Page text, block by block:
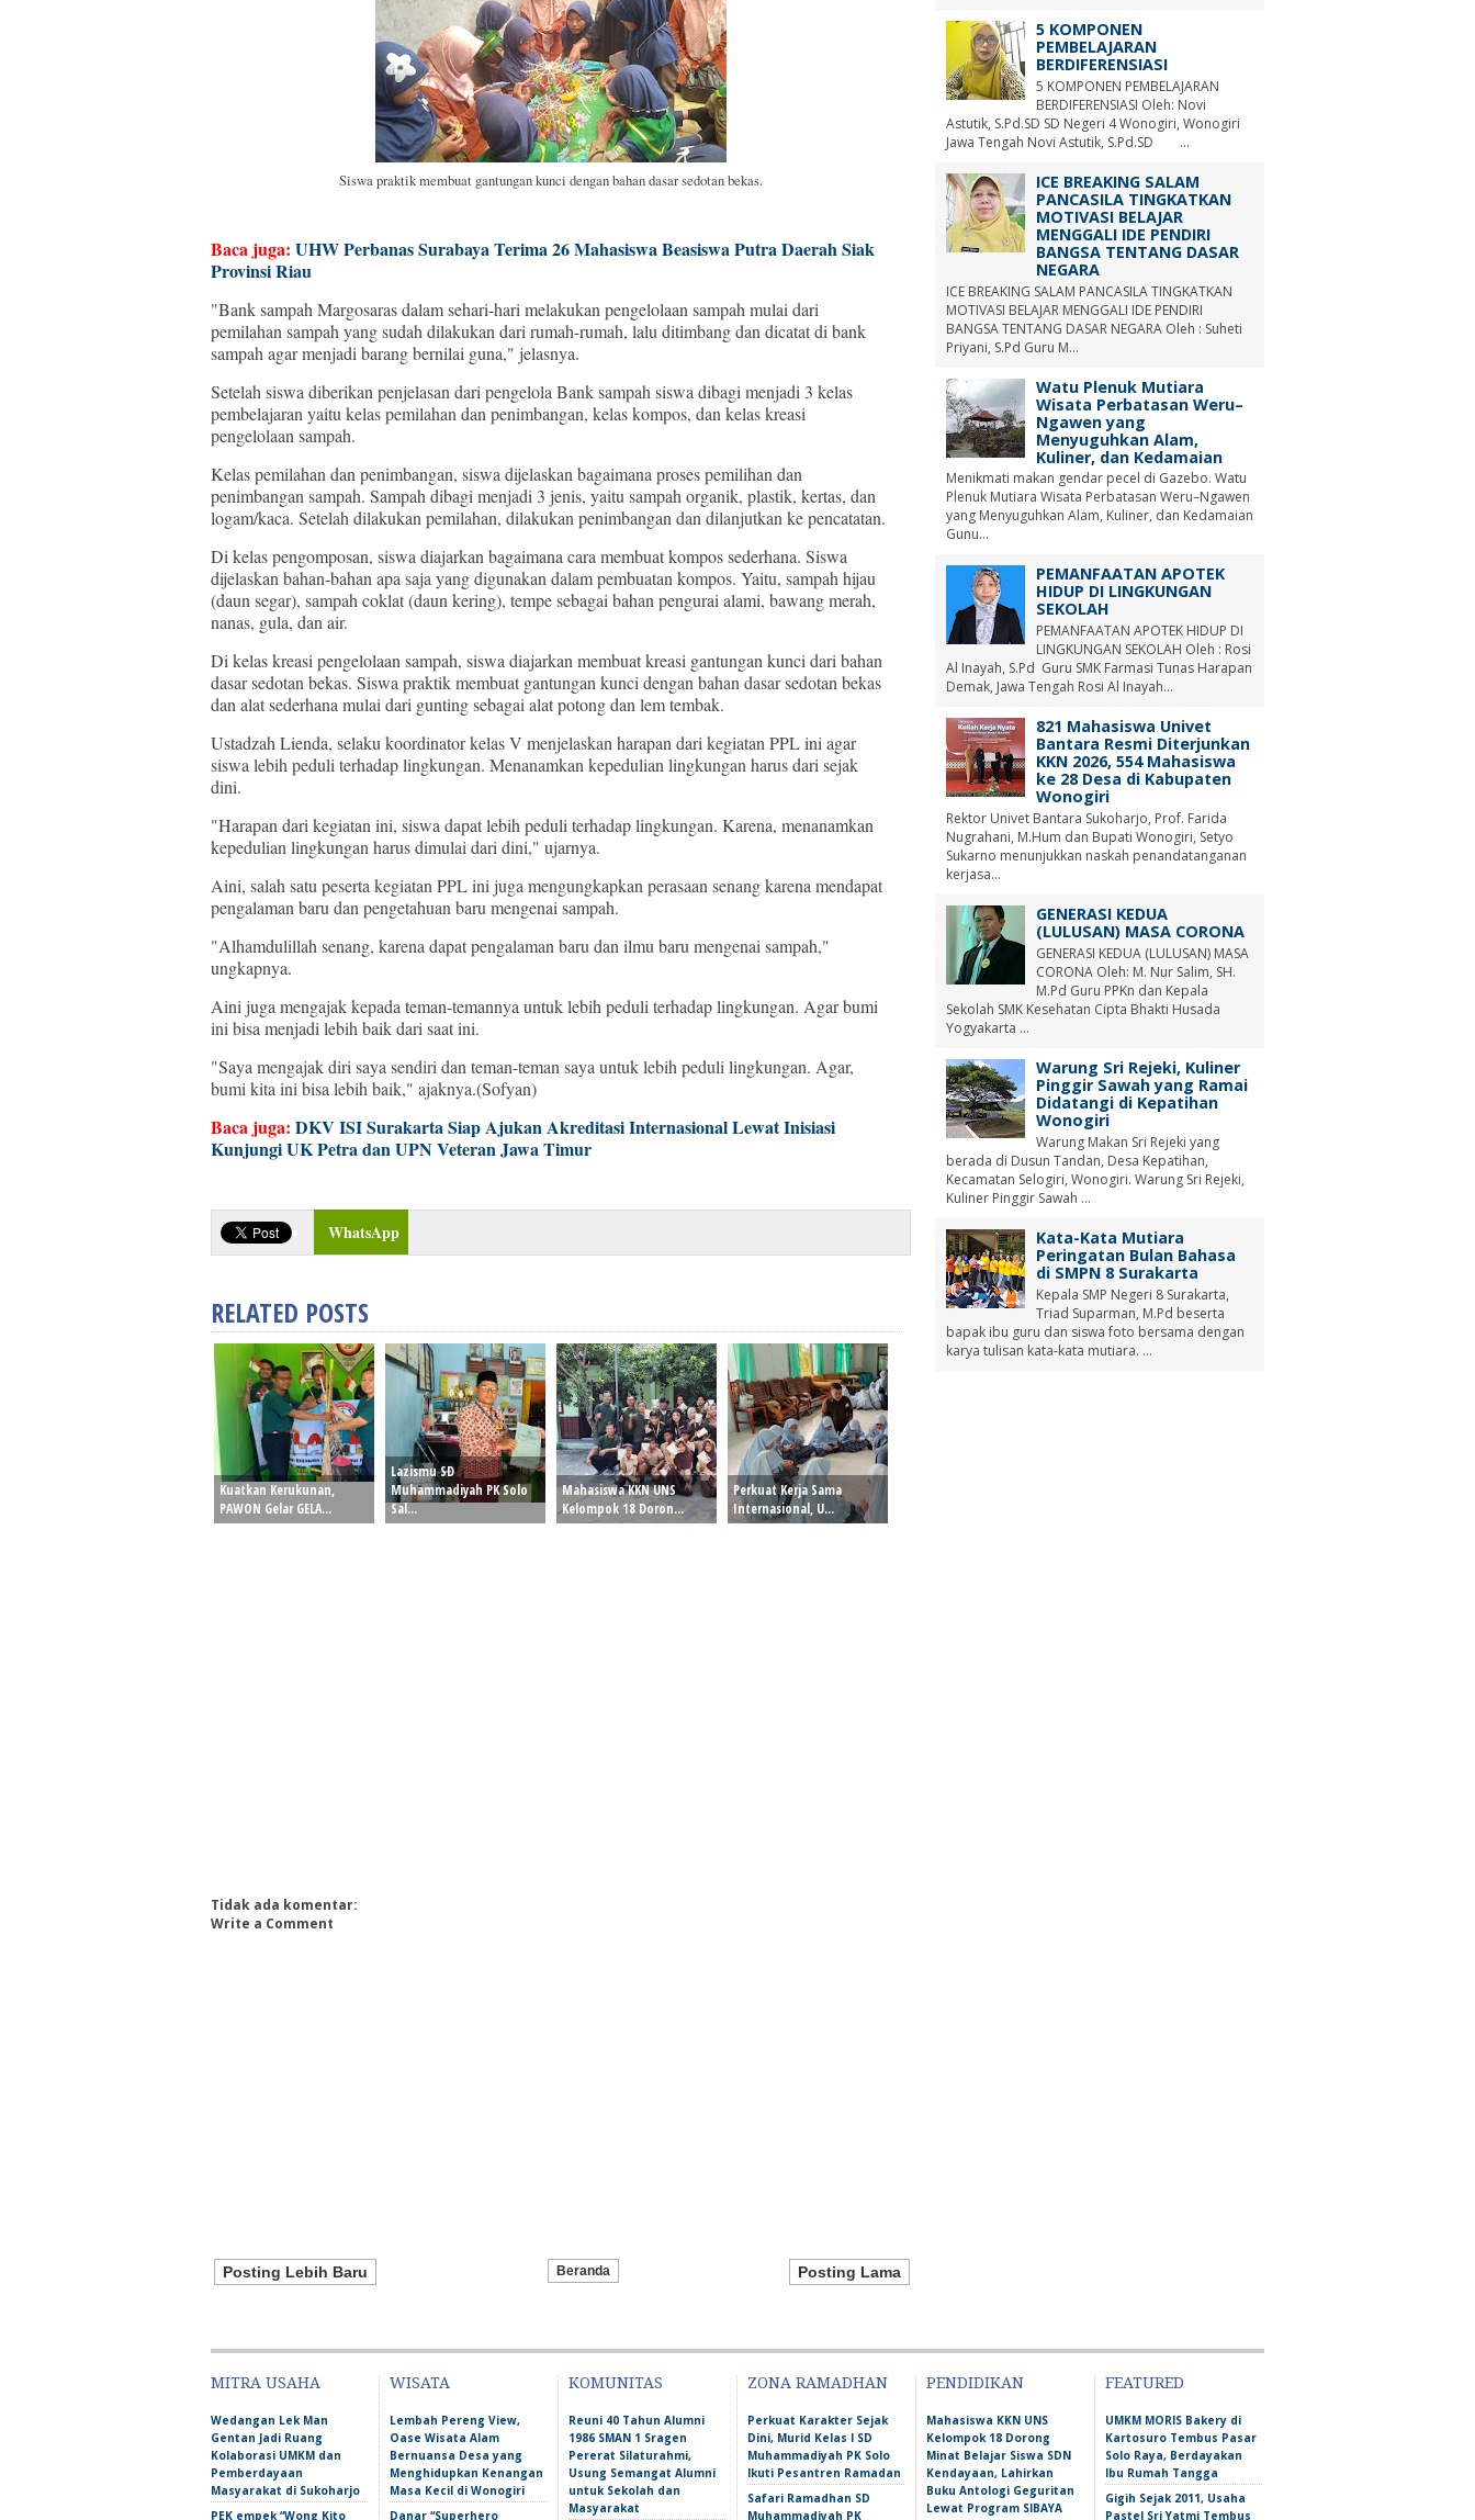
Siswa praktik membuat gantungan kunci dengan bahan dasar sedotan bekas.
Baca juga: UHW Perbanas Surabaya Terima 26 Mahasiswa Beasiswa Putra Daerah Siak
Provinsi Riau
"Bank sampah Margosaras dalam sehari-hari melakukan pengelolaan sampah mulai dari
pemilahan sampah yang sudah dilakukan dari rumah-rumah, lalu ditimbang dan dicatat di bank
sampah agar menjadi barang bernilai guna," jelasnya.
Setelah siswa diberikan penjelasan dari pengelola Bank sampah siswa dibagi menjadi 3 kelas
pembelajaran yaitu kelas pemilahan dan penimbangan, kelas kompos, dan kelas kreasi
pengelolaan sampah.
Kelas pemilahan dan penimbangan, siswa dijelaskan bagaimana proses pemilihan dan
penimbangan sampah. Sampah dibagi menjadi 3 jenis, yaitu sampah organik, plastik, kertas, dan
logam/kaca. Setelah dilakukan pemilahan, dilakukan penimbangan dan dilanjutkan ke pencatatan.
Di kelas pengomposan, siswa diajarkan bagaimana cara membuat kompos sederhana. Siswa
dijelaskan bahan-bahan apa saja yang digunakan dalam pembuatan kompos. Yaitu, sampah hijau
(daun segar), sampah coklat (daun kering), tempe sebagai bahan pengurai alami, bawang merah,
nanas, gula, dan air.
Di kelas kreasi pengelolaan sampah, siswa diajarkan membuat kreasi gantungan kunci dari bahan
dasar sedotan bekas. Siswa praktik membuat gantungan kunci dengan bahan dasar sedotan bekas
dan alat sederhana mulai dari gunting sebagai alat potong dan lem tembak.
Ustadzah Lienda, selaku koordinator kelas V menjelaskan harapan dari kegiatan PPL ini agar
siswa lebih peduli terhadap lingkungan. Menanamkan kepedulian lingkungan harus dari sejak
dini.
"Harapan dari kegiatan ini, siswa dapat lebih peduli terhadap lingkungan. Karena, menanamkan
kepedulian lingkungan harus dimulai dari dini," ujarnya.
Aini, salah satu peserta kegiatan PPL ini juga mengungkapkan perasaan senang karena mendapat
pengalaman baru dan pengetahuan baru mengenai sampah.
"Alhamdulillah senang, karena dapat pengalaman baru dan ilmu baru mengenai sampah,"
ungkapnya.
Aini juga mengajak kepada teman-temannya untuk lebih peduli terhadap lingkungan. Agar bumi
ini bisa menjadi lebih baik dari saat ini.
"Saya mengajak diri saya sendiri dan teman-teman saya untuk lebih peduli lingkungan. Agar,
bumi kita ini bisa lebih baik," ajaknya.(Sofyan)
Baca juga: DKV ISI Surakarta Siap Ajukan Akreditasi Internasional Lewat Inisiasi
Kunjungi UK Petra dan UPN Veteran Jawa Timur
WhatsApp
RELATED POSTS
Kuatkan Kerukunan,
PAWON Gelar GELA...
Lazismu SD
Muhammadiyah PK Solo
Sal...
Mahasiswa KKN UNS
Kelompok 18 Doron...
Perkuat Kerja Sama
Internasional, U...
Tidak ada komentar:
Write a Comment
Posting Lebih Baru Posting Lama
Beranda
5 KOMPONEN
PEMBELAJARAN
BERDIFERENSIASI
5 KOMPONEN PEMBELAJARAN
BERDIFERENSIASI Oleh: Novi
Astutik, S.Pd.SD SD Negeri 4 Wonogiri, Wonogiri
Jawa Tengah Novi Astutik, S.Pd.SD ...
ICE BREAKING SALAM
PANCASILA TINGKATKAN
MOTIVASI BELAJAR
MENGGALI IDE PENDIRI
BANGSA TENTANG DASAR
NEGARA
ICE BREAKING SALAM PANCASILA TINGKATKAN
MOTIVASI BELAJAR MENGGALI IDE PENDIRI
BANGSA TENTANG DASAR NEGARA Oleh : Suheti
Priyani, S.Pd Guru M...
Watu Plenuk Mutiara
Wisata Perbatasan Weru–
Ngawen yang
Menyuguhkan Alam,
Kuliner, dan Kedamaian
Menikmati makan gendar pecel di Gazebo. Watu
Plenuk Mutiara Wisata Perbatasan Weru–Ngawen
yang Menyuguhkan Alam, Kuliner, dan Kedamaian
Gunu...
PEMANFAATAN APOTEK
HIDUP DI LINGKUNGAN
SEKOLAH
PEMANFAATAN APOTEK HIDUP DI
LINGKUNGAN SEKOLAH Oleh : Rosi
Al Inayah, S.Pd Guru SMK Farmasi Tunas Harapan
Demak, Jawa Tengah Rosi Al Inayah...
821 Mahasiswa Univet
Bantara Resmi Diterjunkan
KKN 2026, 554 Mahasiswa
ke 28 Desa di Kabupaten
Wonogiri
Rektor Univet Bantara Sukoharjo, Prof. Farida
Nugrahani, M.Hum dan Bupati Wonogiri, Setyo
Sukarno menunjukkan naskah penandatanganan
kerjasa...
GENERASI KEDUA
(LULUSAN) MASA CORONA
GENERASI KEDUA (LULUSAN) MASA
CORONA Oleh: M. Nur Salim, SH.
M.Pd Guru PPKn dan Kepala
Sekolah SMK Kesehatan Cipta Bhakti Husada
Yogyakarta ...
Warung Sri Rejeki, Kuliner
Pinggir Sawah yang Ramai
Didatangi di Kepatihan
Wonogiri
Warung Makan Sri Rejeki yang
berada di Dusun Tandan, Desa Kepatihan,
Kecamatan Selogiri, Wonogiri. Warung Sri Rejeki,
Kuliner Pinggir Sawah ...
Kata-Kata Mutiara
Peringatan Bulan Bahasa
di SMPN 8 Surakarta
Kepala SMP Negeri 8 Surakarta,
Triad Suparman, M.Pd beserta
bapak ibu guru dan siswa foto bersama dengan
karya tulisan kata-kata mutiara. ...
MITRA USAHA
Wedangan Lek Man
Gentan Jadi Ruang
Kolaborasi UMKM dan
Pemberdayaan
Masyarakat di Sukoharjo
PEK empek “Wong Kito
WISATA
Lembah Pereng View,
Oase Wisata Alam
Bernuansa Desa yang
Menghidupkan Kenangan
Masa Kecil di Wonogiri
Danar “Superhero
KOMUNITAS
Reuni 40 Tahun Alumni
1986 SMAN 1 Sragen
Pererat Silaturahmi,
Usung Semangat Alumni
untuk Sekolah dan
Masyarakat
ZONA RAMADHAN
Perkuat Karakter Sejak
Dini, Murid Kelas I SD
Muhammadiyah PK Solo
Ikuti Pesantren Ramadan
Safari Ramadhan SD
Muhammadiyah PK
PENDIDIKAN
Mahasiswa KKN UNS
Kelompok 18 Dorong
Minat Belajar Siswa SDN
Kendayaan, Lahirkan
Buku Antologi Geguritan
Lewat Program SIBAYA
FEATURED
UMKM MORIS Bakery di
Kartosuro Tembus Pasar
Solo Raya, Berdayakan
Ibu Rumah Tangga
Gigih Sejak 2011, Usaha
Pastel Sri Yatmi Tembus